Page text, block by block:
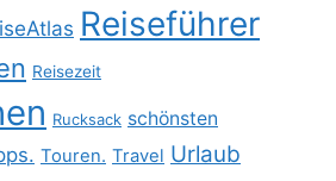
Reiseführer
Reisezeit
Rucksack schönsten
Touren. Travel Urlaub